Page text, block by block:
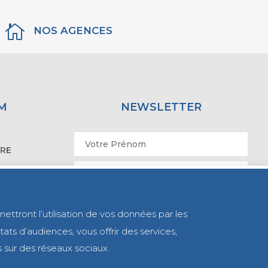
 NOS AGENCES
NEWSLETTER
l’utilisation de vos données par les
d’audiences, vous offrir des services,
des réseaux sociaux.